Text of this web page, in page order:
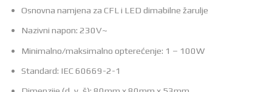
Osnovna namjena za CFL i LED dimabilne žarulje
Nazivni napon: 230V~
Minimalno/maksimalno opterećenje: 1 – 100W
Standard: IEC 60669-2-1